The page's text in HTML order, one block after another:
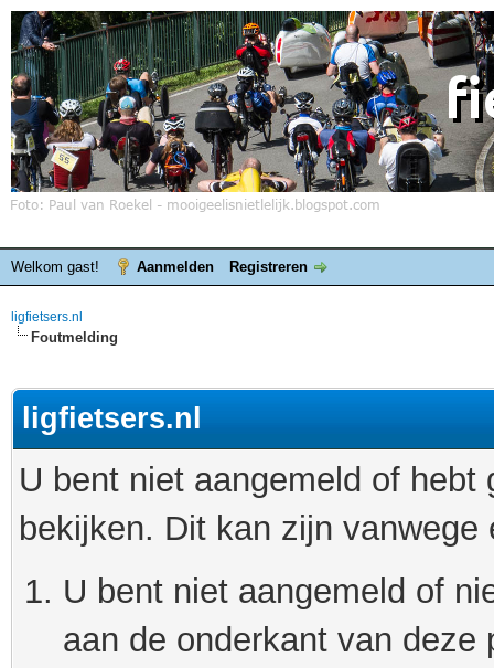
Welkom gast! Aanmelden Registreren
ligfietsers.nl
Foutmelding
ligfietsers.nl
U bent niet aangemeld of
bekijken. Dit kan zijn
U bent niet aangemeld of
aan de onderkant van